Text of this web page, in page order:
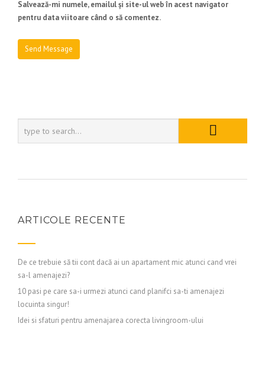
Salvează-mi numele, emailul și site-ul web în acest navigator
pentru data viitoare când o să comentez.
ARTICOLE RECENTE
De ce trebuie să tii cont dacă ai un apartament mic atunci cand vrei
sa-l amenajezi?
10 pasi pe care sa-i urmezi atunci cand planifci sa-ti amenajezi
locuinta singur!
Idei si sfaturi pentru amenajarea corecta livingroom-ului